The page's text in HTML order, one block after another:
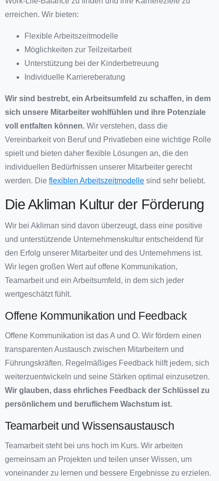
erreichen. Wir bieten:
Flexible Arbeitszeitmodelle
Möglichkeiten zur Teilzeitarbeit
Unterstützung bei der Kinderbetreuung
Individuelle Karriereberatung
Wir sind bestrebt, ein Arbeitsumfeld zu schaffen, in dem
sich unsere Mitarbeiter wohlfühlen und ihre Potenziale
voll entfalten können. Wir verstehen, dass die
Vereinbarkeit von Beruf und Privatleben eine wichtige Rolle
spielt und bieten daher flexible Lösungen an, die den
individuellen Bedürfnissen unserer Mitarbeiter gerecht
werden. Die flexiblen Arbeitszeitmodelle sind sehr beliebt.
Die Akliman Kultur der Förderung
Wir bei Akliman sind davon überzeugt, dass eine positive
und unterstützende Unternehmenskultur entscheidend für
den Erfolg unserer Mitarbeiter und des Unternehmens ist.
Wir legen großen Wert auf offene Kommunikation,
Teamarbeit und ein Arbeitsumfeld, in dem sich jeder
wertgeschätzt fühlt.
Offene Kommunikation und Feedback
Offene Kommunikation ist das A und O. Wir fördern einen
transparenten Austausch zwischen Mitarbeitern und
Führungskräften. Regelmäßiges Feedback hilft jedem, sich
weiterzuentwickeln und seine Stärken optimal einzusetzen.
Wir glauben, dass ehrliches Feedback der Schlüssel zu
persönlichem und beruflichem Wachstum ist.
Teamarbeit und Wissensaustausch
Teamarbeit steht bei uns hoch im Kurs. Wir arbeiten
gemeinsam an Projekten und teilen unser Wissen, um
voneinander zu lernen und bessere Ergebnisse zu erzielen.